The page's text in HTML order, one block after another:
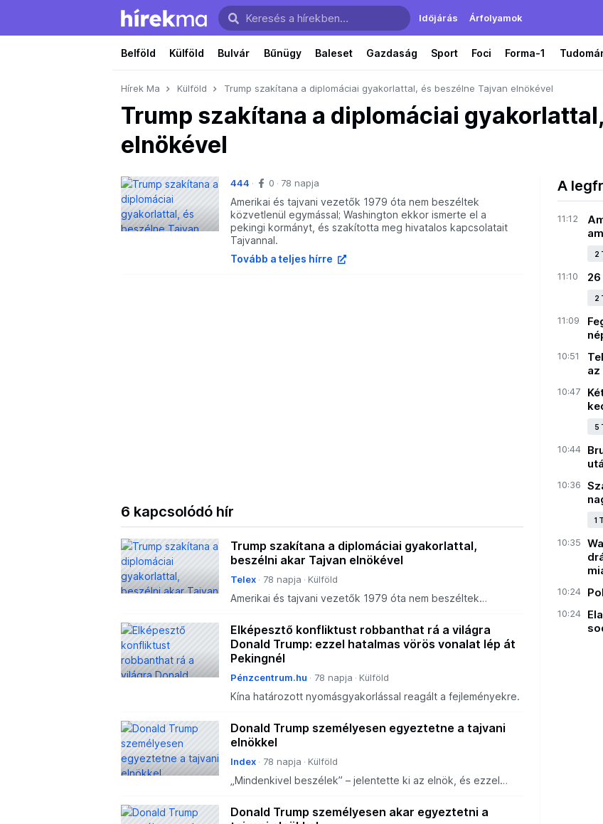
Időjárás Árfolyamok
Belföld Külföld Bulvár Bűnügy Baleset Gazdaság Sport Foci Forma-1
Hírek Ma Külföld Trump szakítana a diplomáciai gyakorlattal, és beszélne Tajvan elnökével
Trump szakítana a diplomáciai
elnökével
444 0 78 napja
Amerikai és tajvani vezetők 1979 óta nem beszéltek
közvetlenül egymással; Washington ekkor ismerte el a
pekingi kormányt, és szakította meg hivatalos kapcsolatait
Tajvannal.
Tovább a teljes hírre
6 kapcsolódó hír
Trump szakítana a diplomáciai gyakorlattal,
beszélni akar Tajvan elnökével
Telex 78 napja Külföld
Amerikai és tajvani vezetők 1979 óta nem beszéltek
hivatalos kapcsolatait Tajvannal, és elismerte a pekingi
kormányt
Elképesztő konfliktust robbanthat rá a világra
Donald Trump: ezzel hatalmas vörös vonalat lép át
Pekingnél
Pénzcentrum.hu 78 napja Külföld
Kína határozott nyomásgyakorlással reagált a fejleményekre.
Donald Trump személyesen egyeztetne a tajvani
elnökkel
Index 78 napja Külföld
„Mindenkivel beszélek” – jelentette ki az elnök, és ezzel
külpolitikáját.
Donald Trump személyesen akar egyeztetni a
A
11:12
2
11:10
2
11:09
10:51
10:47
5
10:44
10:36
1
10:35
10:24
10:24